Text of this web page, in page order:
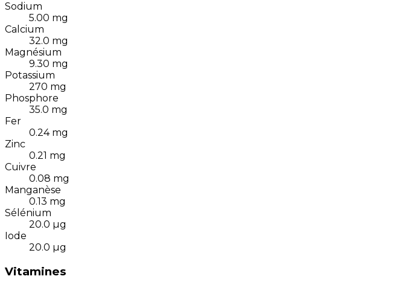
Sodium
5.00 mg
Calcium
32.0 mg
Magnésium
9.30 mg
Potassium
270 mg
Phosphore
35.0 mg
Fer
0.24 mg
Zinc
0.21 mg
Cuivre
0.08 mg
Manganèse
0.13 mg
Sélénium
20.0 µg
Iode
20.0 µg
Vitamines